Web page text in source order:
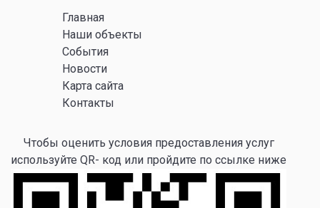
Главная
Наши объекты
События
Новости
Карта сайта
Контакты
Чтобы оценить условия предоставления услуг
используйте QR- код или пройдите по ссылке ниже